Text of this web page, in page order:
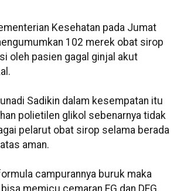
Kesehatan pada Jumat
102 merek obat sirop
oleh pasien gagal ginjal akut
Sadikin dalam kesempatan itu
polietilen glikol sebenarnya tidak
pelarut obat sirop selama berada
aman.
campurannya buruk maka
memicu cemaran EG dan DEG.